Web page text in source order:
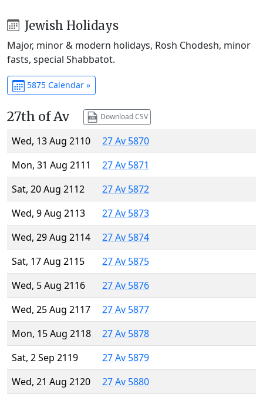
Jewish Holidays
Major, minor & modern holidays, Rosh Chodesh, minor
fasts, special Shabbatot.
5875 Calendar »
27th of Av Download CSV
Wed, 13 Aug 2110
27 Av 5870
Mon, 31 Aug 2111
27 Av 5871
Sat, 20 Aug 2112
27 Av 5872
Wed, 9 Aug 2113
27 Av 5873
Wed, 29 Aug 2114
27 Av 5874
Sat, 17 Aug 2115
27 Av 5875
Wed, 5 Aug 2116
27 Av 5876
Wed, 25 Aug 2117
27 Av 5877
Mon, 15 Aug 2118
27 Av 5878
Sat, 2 Sep 2119
27 Av 5879
Wed, 21 Aug 2120
27 Av 5880